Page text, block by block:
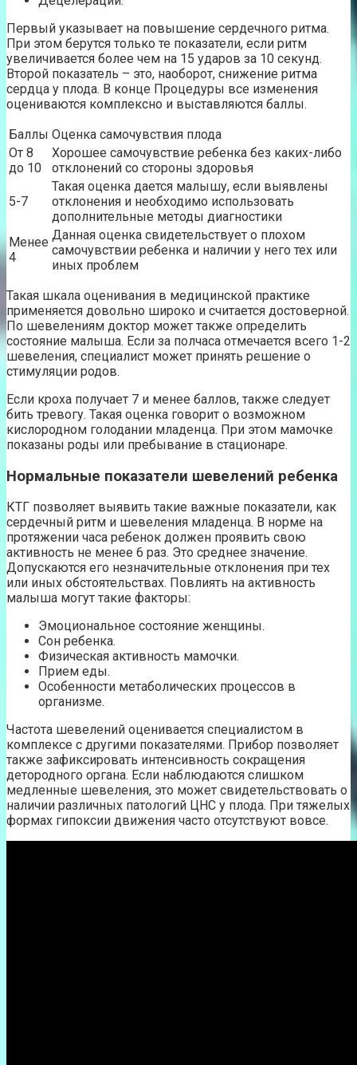
Первый указывает на повышение сердечного ритма.
При этом берутся только те показатели, если ритм
увеличивается более чем на 15 ударов за 10 секунд.
Второй показатель – это, наоборот, снижение ритма
сердца у плода. В конце Процедуры все изменения
оцениваются комплексно и выставляются баллы.
Баллы Оценка самочувствия плода
От 8
до 10
Хорошее самочувствие ребенка без каких-либо
отклонений со стороны здоровья
5-7
Такая оценка дается малышу, если выявлены
отклонения и необходимо использовать
дополнительные методы диагностики
Менее
4
Данная оценка свидетельствует о плохом
самочувствии ребенка и наличии у него тех или
иных проблем
Такая шкала оценивания в медицинской практике
применяется довольно широко и считается достоверной.
По шевелениям доктор может также определить
состояние малыша. Если за полчаса отмечается всего 1-2
шевеления, специалист может принять решение о
стимуляции родов.
Если кроха получает 7 и менее баллов, также следует
бить тревогу. Такая оценка говорит о возможном
кислородном голодании младенца. При этом мамочке
показаны роды или пребывание в стационаре.
Нормальные показатели шевелений ребенка
КТГ позволяет выявить такие важные показатели, как
сердечный ритм и шевеления младенца. В норме на
протяжении часа ребенок должен проявить свою
активность не менее 6 раз. Это среднее значение.
Допускаются его незначительные отклонения при тех
или иных обстоятельствах. Повлиять на активность
малыша могут такие факторы:
Эмоциональное состояние женщины.
Сон ребенка.
Физическая активность мамочки.
Прием еды.
Особенности метаболических процессов в
организме.
Частота шевелений оценивается специалистом в
комплексе с другими показателями. Прибор позволяет
также зафиксировать интенсивность сокращения
детородного органа. Если наблюдаются слишком
медленные шевеления, это может свидетельствовать о
наличии различных патологий ЦНС у плода. При тяжелых
формах гипоксии движения часто отсутствуют вовсе.